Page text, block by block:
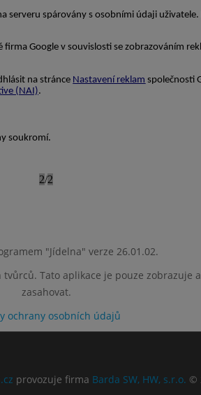
"Jídelna" verze 26.01.02.
Tato aplikace je pouze zobrazuje
zasahovat.
ochrany osobních údajů
provozuje firma Barda SW, HW, s.r.o. ©